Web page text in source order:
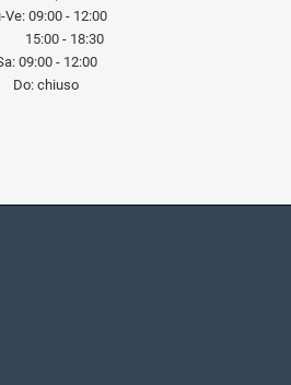
Ve: 09:00 - 12:00
- 18:30
09:00 - 12:00
Do: chiuso